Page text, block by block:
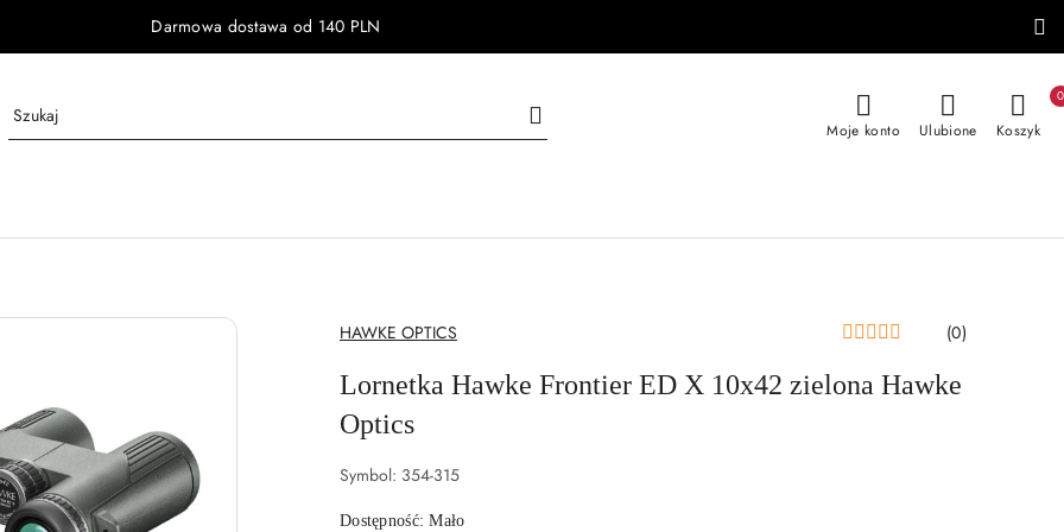
Darmowa dostawa od 140 PLN
Moje konto Ulubione Koszyk
0
NAZWA
PRODUCENTA:
HAWKE OPTICS (0)
Lornetka Hawke Frontier ED X 10x42 zielona Hawke
Optics
Symbol: 354-315
Dostępność:Mało